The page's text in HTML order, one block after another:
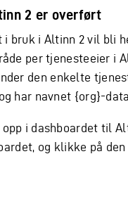
2 er overført
i bruk i Altinn 2 vil bli
per tjenesteeier i
den enkelte
har navnet {org}-
i dashboardet til
og klikke på den